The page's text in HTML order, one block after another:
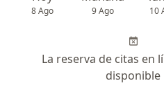
8 Ago 9 Ago 10
La reserva de citas en
disponible